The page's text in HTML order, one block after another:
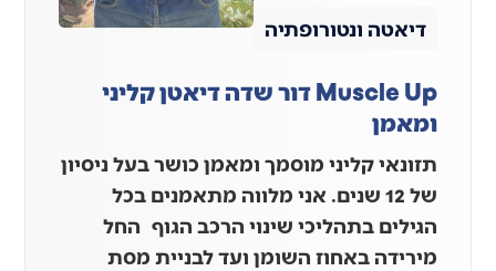
דיאטה ונטורופתיה
Muscle Up דור שדה דיאטן קליני
ומאמן
תזונאי קליני מוסמך ומאמן כושר בעל ניסיון
של 12 שנים. אני מלווה מתאמנים בכל
הגילים בתהליכי שינוי הרכב הגוף החל
מירידה באחוז השומן ועד לבניית מסת